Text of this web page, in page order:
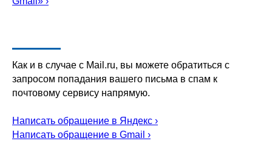
Как и в случае с Mail.ru, вы можете обратиться с
запросом попадания вашего письма в спам к
почтовому сервису напрямую.
Написать обращение в Яндекс ›
Написать обращение в Gmail ›